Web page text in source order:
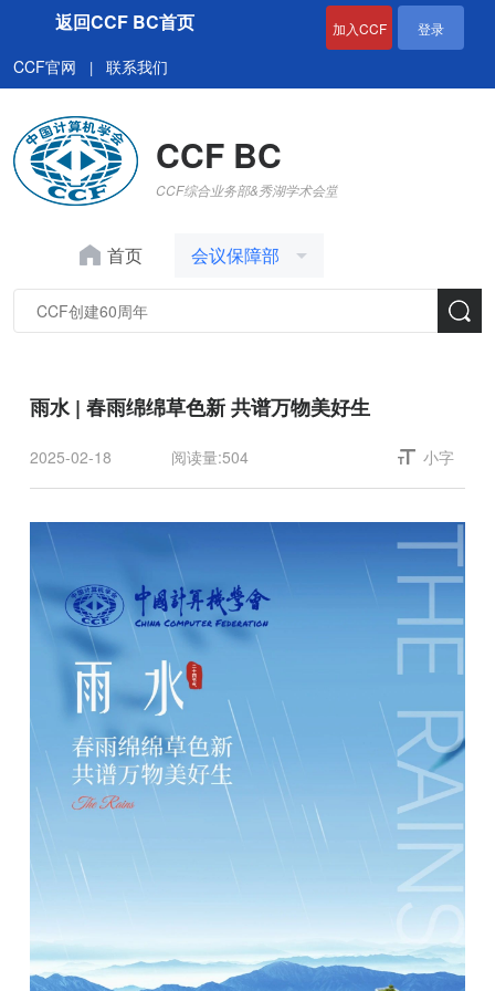
返回CCF BC首页 加入CCF 登录
CCF官网 | 联系我们
CCF BC
CCF综合业务部&秀湖学术会堂
首页 会议保障部
雨水 | 春雨绵绵草色新 共谱万物美好生
2025-02-18 阅读量:504 小字